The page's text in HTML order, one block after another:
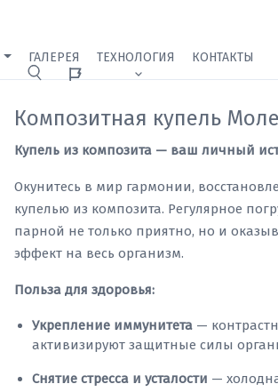
ГАЛЕРЕЯ ТЕХНОЛОГИЯ КОНТАКТЫ
Композитная купель
Купель из композита — ваш личный
Окунитесь в мир гармонии,
купелью из композита. Регулярное
парной не только приятно, но и
эффект на весь организм.
Польза для здоровья:
Укрепление иммунитета —
активизируют защитные силы
Снятие стресса и усталости —